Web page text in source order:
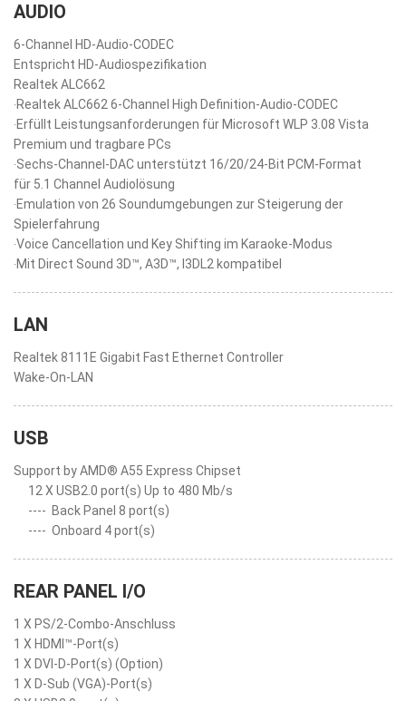
AUDIO
6-Channel HD-Audio-CODEC
Entspricht HD-Audiospezifikation
Realtek ALC662
‧Realtek ALC662 6-Channel High Definition-Audio-CODEC
‧Erfüllt Leistungsanforderungen für Microsoft WLP 3.08 Vista
Premium und tragbare PCs
‧Sechs-Channel-DAC unterstützt 16/20/24-Bit PCM-Format
für 5.1 Channel Audiolösung
‧Emulation von 26 Soundumgebungen zur Steigerung der
Spielerfahrung
‧Voice Cancellation und Key Shifting im Karaoke-Modus
‧Mit Direct Sound 3D™, A3D™, I3DL2 kompatibel
LAN
Realtek 8111E Gigabit Fast Ethernet Controller
Wake-On-LAN
USB
Support by AMD® A55 Express Chipset
12 X USB2.0 port(s) Up to 480 Mb/s
---- Back Panel 8 port(s)
---- Onboard 4 port(s)
REAR PANEL I/O
1 X PS/2-Combo-Anschluss
1 X HDMI™-Port(s)
1 X DVI-D-Port(s) (Option)
1 X D-Sub (VGA)-Port(s)